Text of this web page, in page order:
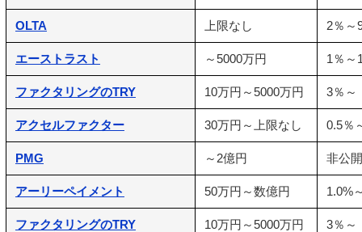
OLTA 上限なし 2％～
エーストラスト ～5000万円 1％～
ファクタリングのTRY 10万円～5000万円 3％～
アクセルファクター 30万円～上限なし 0.5％
PMG ～2億円 非公開
アーリーペイメント 50万円～数億円 1.0%
ファクタリングのTRY 10万円～5000万円 3％～